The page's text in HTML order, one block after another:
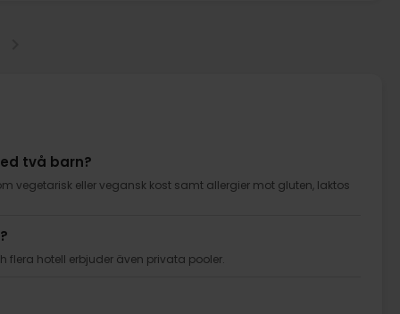
två barn?
vegetarisk eller vegansk kost samt allergier mot gluten, laktos
flera hotell erbjuder även privata pooler.